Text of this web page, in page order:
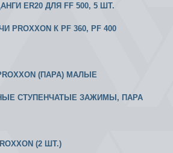
ER20 ДЛЯ FF 500, 5 ШТ.
К РF 360, PF 400
(ПАРА) МАЛЫЕ
СТУПЕНЧАТЫЕ ЗАЖИМЫ, ПАРА
(2 ШТ.)